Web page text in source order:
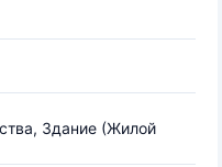
Здание (Жилой